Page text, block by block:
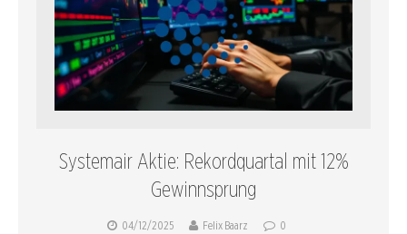
Systemair Aktie: Rekordquartal mit 12%
Gewinnsprung
04/12/2025 Felix Baarz 0